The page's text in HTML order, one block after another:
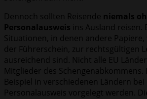
Dennoch sollten Reisende niemals
Personalausweis ins Ausland reisen.
Situationen, in denen andere Papiere,
der Führerschein, zur rechtsgültigen
ausreichend sind. Nicht alle EU
Mitglieder des Schengenabkommens.
Beispiel in verschiedenen Ländern
Personalausweis vorgelegt werden.